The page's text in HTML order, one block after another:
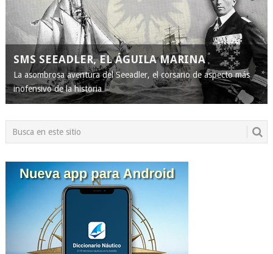
SMS SEEADLER, EL ÁGUILA MARINA
La asombrosa aventura del Seeadler, el corsario de aspecto más
inofensivo de la historia